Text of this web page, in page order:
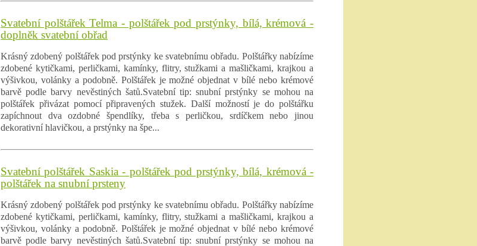
Svatební polštářek Telma - polštářek pod prstýnky, bílá, krémová -
doplněk svatební obřad
Krásný zdobený polštářek pod prstýnky ke svatebnímu obřadu. Polštářky nabízíme
zdobené kytičkami, perličkami, kamínky, flitry, stužkami a mašličkami, krajkou a
výšivkou, volánky a podobně. Polštářek je možné objednat v bílé nebo krémové
barvě podle barvy nevěstiných šatů.Svatební tip: snubní prstýnky se mohou na
polštářek přivázat pomocí připravených stužek. Další možností je do polštářku
zapíchnout dva ozdobné špendlíky, třeba s perličkou, srdíčkem nebo jinou
dekorativní hlavičkou, a prstýnky na špe...
Svatební polštářek Saskia - polštářek pod prstýnky, bílá, krémová -
polštářek na snubní prsteny
Krásný zdobený polštářek pod prstýnky ke svatebnímu obřadu. Polštářky nabízíme
zdobené kytičkami, perličkami, kamínky, flitry, stužkami a mašličkami, krajkou a
výšivkou, volánky a podobně. Polštářek je možné objednat v bílé nebo krémové
barvě podle barvy nevěstiných šatů.Svatební tip: snubní prstýnky se mohou na